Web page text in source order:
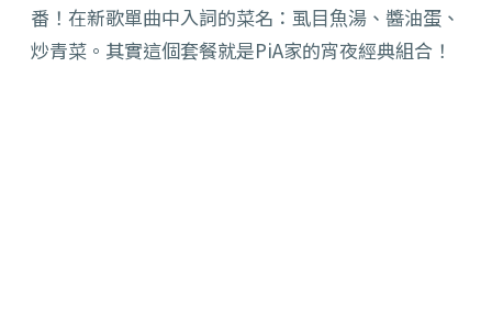
番！在新歌單曲中入詞的菜名：虱⽬⿂湯、醬油蛋、
炒青菜。其實這個套餐就是PiA家的宵夜經典組合！